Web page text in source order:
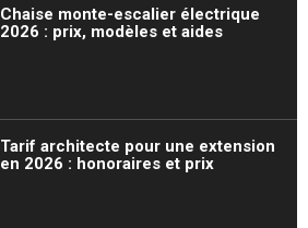
Chaise monte-escalier électrique
2026 : prix, modèles et aides
Tarif architecte pour une extension
en 2026 : honoraires et prix